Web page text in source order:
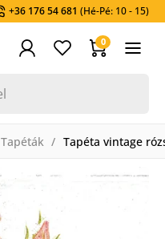
+36 176 54 681 (Hé-Pé: 10 - 15)
0
Tapéták Tapéta vintage